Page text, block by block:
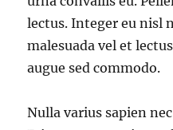
lectus. Integer eu nisl
malesuada vel et
augue sed commodo.
Nulla varius sapien